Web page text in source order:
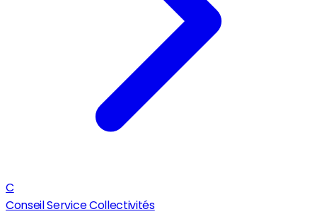
C
Conseil Service Collectivités